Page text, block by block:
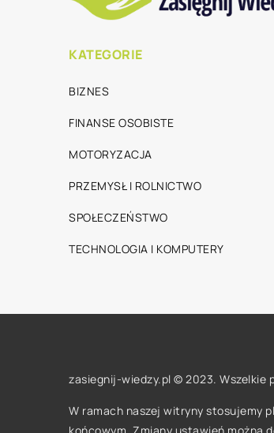
KATEGORIE
BIZNES
FINANSE OSOBISTE
MOTORYZACJA
PRZEMYSŁ I ROLNICTWO
SPOŁECZEŃSTWO
TECHNOLOGIA I KOMPUTERY
zasiegnij-wiedzy.pl © 2023. Wszelkie
W ramach naszej witryny stosujemy